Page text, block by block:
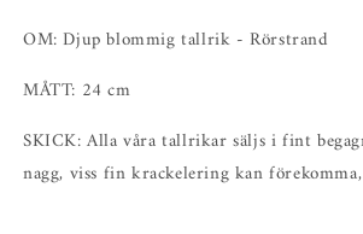
OM: Djup blommig tallrik - Rörstrand
MÅTT: 24 cm
SKICK: Alla våra tallrikar säljs i fint
nagg, viss fin krackelering kan